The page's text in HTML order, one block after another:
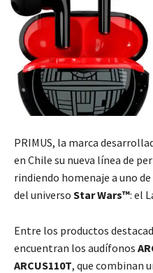
PRIMUS, la marca
en Chile su nueva línea de
rindiendo homenaje a uno
del universo Star Wars™: el
Entre los productos
encuentran los audífonos
ARCUS110T, que combinan